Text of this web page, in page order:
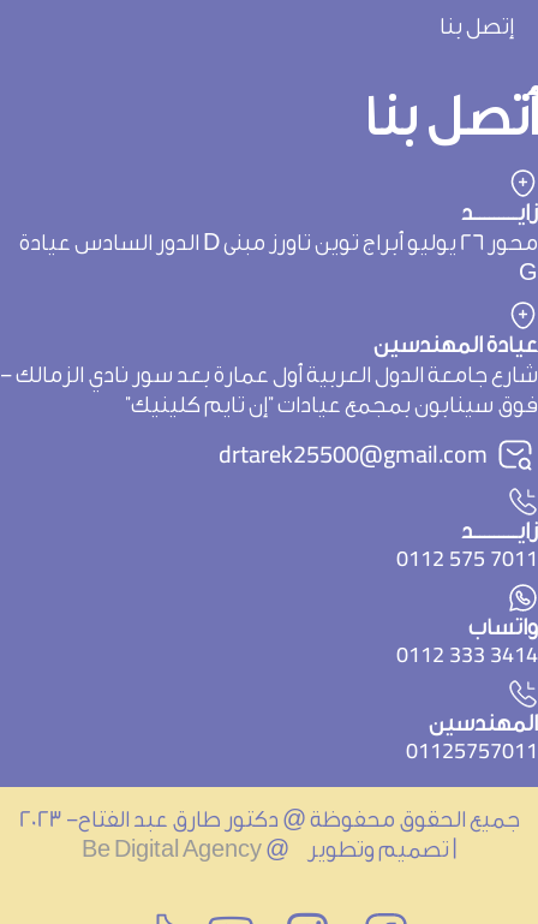
إتصل بنا
بنا
محور 26 يوليو أبراج توين تاورز مبنى D الدور السادس عيادة
المهندسين
جامعة الدول العربية أول عمارة بعد سور نادي الزمالك -
سينابون بمجمع عيادات "إن تايم كلينيك"
drtarek25500@gmail.com
7011 575
3414 333
جميع الحقوق محفوظة @ دكتور طارق عبد الفتاح- 2023
| تصميم وتطوير @Be Digital Agency